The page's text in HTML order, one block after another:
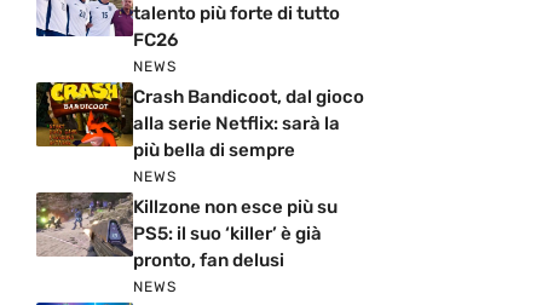
talento più forte di tutto
FC26
NEWS
Crash Bandicoot, dal gioco
alla serie Netflix: sarà la
più bella di sempre
NEWS
Killzone non esce più su
PS5: il suo ‘killer’ è già
pronto, fan delusi
NEWS